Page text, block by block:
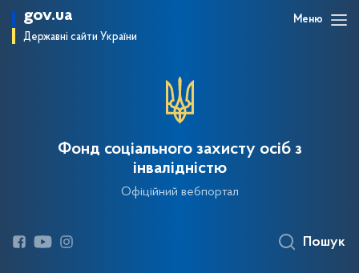
gov.ua
Державні сайти України
Меню
Фонд соціального захисту осіб з
інвалідністю
Офіційний вебпортал
Пошук